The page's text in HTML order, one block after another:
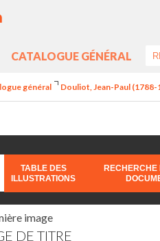
CATALOGUE GÉNÉRAL
général Douliot, Jean-Paul
TABLE DES
ILLUSTRATIONS
RECHERCHE
image
DE TITRE